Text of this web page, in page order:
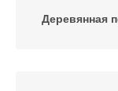
Деревянная